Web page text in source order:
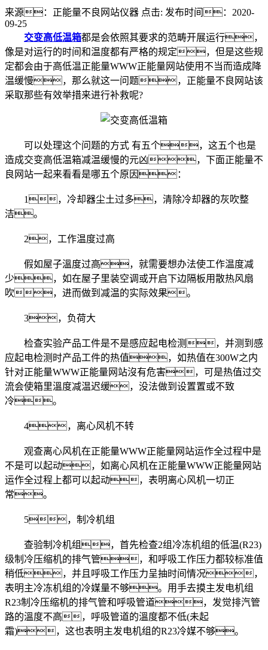
来源：正能量不良网站仪器 点击: 发布时间：2020-
09-25
交变高低温箱都是会依照其要求的范畴开展运行，
像是对运行的时间和温度都有严格的规定，但是这些规
定都会由于高低温正能量WWW正能量网站使用不当而造成降
温缓慢，那么就这一问题，正能量不良网站该
采取那些有效举措来进行补救呢?
可以处理这个问题的方式 有五个，这五个也是
造成交变高低温箱减温缓慢的元凶，下面正能量不
良网站一起来看看是哪五个原因：
1，冷却器尘土过多，清除冷却器的灰吹整
洁。
2，工作温度过高
假如屋子溫度过高，就需要想办法使工作温度减
少，如在屋子里装空调或开启下边隔板用散热风扇
吹，进而做到减温的实际效果。
3，负荷大
检查实验产品工件是不是感应起电检测，并测到感
应起电检测时产品工件的热值，如热值在300W之内
针对正能量WWW正能量网站沒有危害，可是热值过交
流会使箱里溫度减温迟缓，没法做到设置置或不致
冷。
4，离心风机不转
观查离心风机在正能量WWW正能量网站运作全过程中是
不是可以起动，如离心风机在正能量WWW正能量网站
运作全过程上都可以起动，表明离心风机一切正
常。
5，制冷机组
查验制冷机组，首先检查2组冷冻机组的低温(R23)
级制冷压缩机的排气管，和呼吸工作压力都较标准值
稍低，并且呼吸工作压力呈抽时间情况，
表明主冷冻机组的冷媒量不够。用手去摸主发电机组
R23制冷压缩机的排气管和呼吸管道，发觉排汽管
路的溫度不高，呼吸管道的溫度都不低(未起
霜)，这也表明主发电机组的R23冷媒不够。